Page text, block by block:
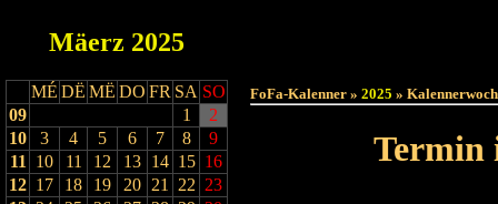
Mäerz 2025
MÉ DË MË DO FR SA SO
09
1
2
10
3 4 5 6 7 8
9
11
10 11 12 13 14 15 16
12 17 18 19 20 21 22 23
FoFa-Kalenner » 2025 »
Termin